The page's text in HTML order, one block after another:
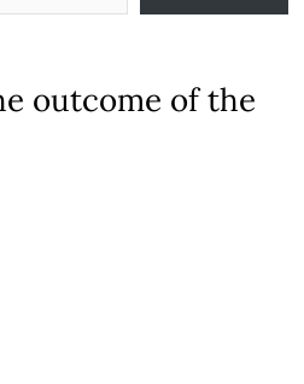
outcome of the